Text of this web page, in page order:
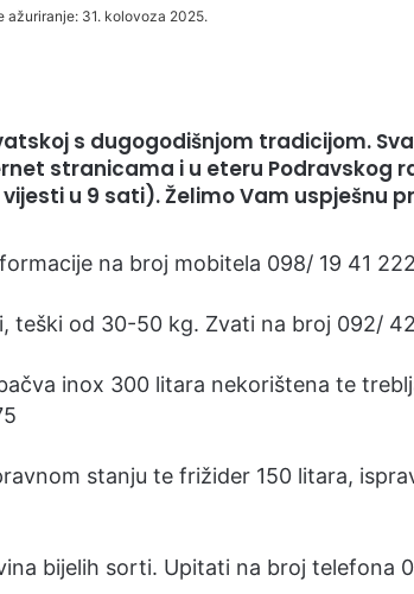
ažuriranje: 31. kolovoza 2025.
s dugogodišnjom tradicijom.
stranicama i u eteru Podravskog
u 9 sati). Želimo Vam uspješnu
na broj mobitela 098/ 19 41 222
teški od 30-50 kg. Zvati na broj 092/
inox 300 litara nekorištena te
stanju te frižider 150 litara,
bijelih sorti. Upitati na broj telefona